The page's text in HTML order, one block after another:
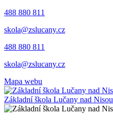
488 880 811
skola@zslucany.cz
488 880 811
skola@zslucany.cz
Mapa webu
Základní škola Lučany nad Nisou